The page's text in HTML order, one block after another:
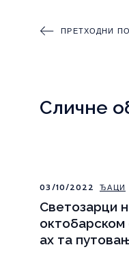
ПРЕТХОДНИ
Сличне
03/10/2022 ЂАЦИ
Светозарци
октобарском
ах та